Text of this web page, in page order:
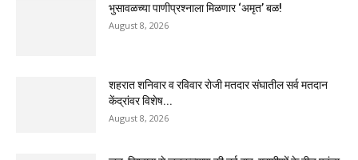
भुसावळच्या पाणीप्रश्नाला मिळणार ‘अमृत’ बळ!
August 8, 2026
शहरात शनिवार व रविवार रोजी मतदार संघातील सर्व मतदान
केंद्रांवर विशेष...
August 8, 2026